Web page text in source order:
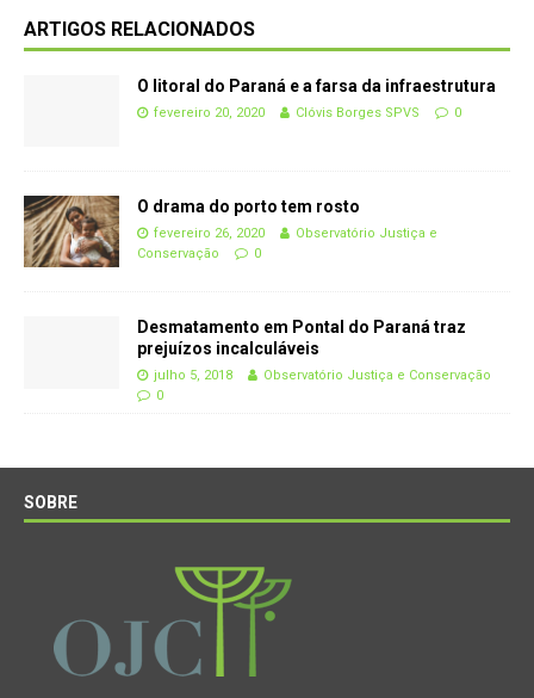
ARTIGOS RELACIONADOS
O litoral do Paraná e a farsa da infraestrutura
fevereiro 20, 2020 Clóvis Borges SPVS 0
O drama do porto tem rosto
fevereiro 26, 2020
Observatório Justiça e
Conservação
0
Desmatamento em Pontal do Paraná traz
prejuízos incalculáveis
julho 5, 2018
Observatório Justiça e Conservação
0
SOBRE